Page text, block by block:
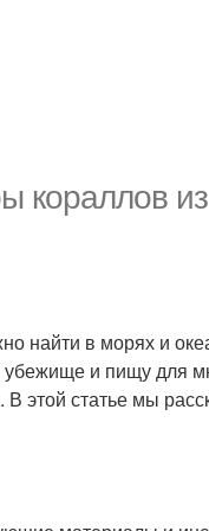
кораллов из
найти в морях и
и пищу для
этой статье мы